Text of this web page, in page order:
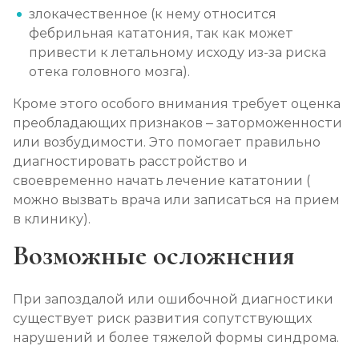
злокачественное (к нему относится
фебрильная кататония, так как может
привести к летальному исходу из-за риска
отека головного мозга).
Кроме этого особого внимания требует оценка
преобладающих признаков – заторможенности
или возбудимости. Это помогает правильно
диагностировать расстройство и
своевременно начать лечение кататонии (
можно вызвать врача или записаться на прием
в клинику).
Возможные осложнения
При запоздалой или ошибочной диагностики
существует риск развития сопутствующих
нарушений и более тяжелой формы синдрома.